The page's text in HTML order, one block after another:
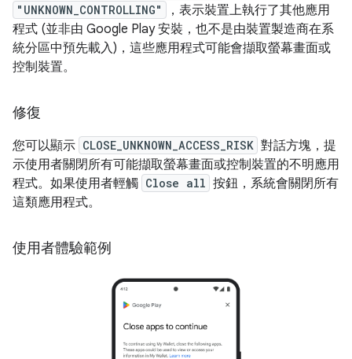
"UNKNOWN_CONTROLLING"
，表示裝置上執行了其他應用
程式 (並非由 Google Play 安裝，也不是由裝置製造商在系
統分區中預先載入)，這些應用程式可能會擷取螢幕畫面或
控制裝置。
修復
您可以顯示 CLOSE_UNKNOWN_ACCESS_RISK 對話方塊，提
示使用者關閉所有可能擷取螢幕畫面或控制裝置的不明應用
程式。如果使用者輕觸 Close all 按鈕，系統會關閉所有
這類應用程式。
使用者體驗範例